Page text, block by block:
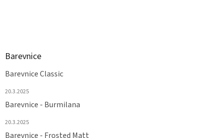
Barevnice
Barevnice Classic
20.3.2025
Barevnice - Burmilana
20.3.2025
Barevnice - Frosted Matt